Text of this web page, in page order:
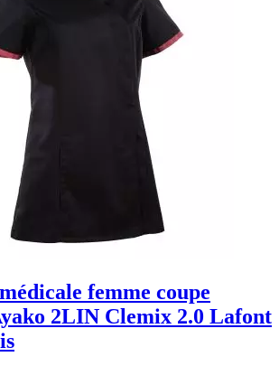
femme coupe
2LIN Clemix 2.0 Lafont